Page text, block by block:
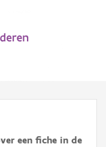
een fiche in de